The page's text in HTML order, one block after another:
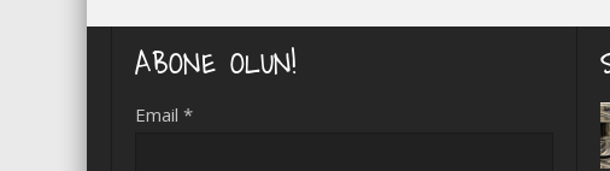
ABONE OLUN!
Email *